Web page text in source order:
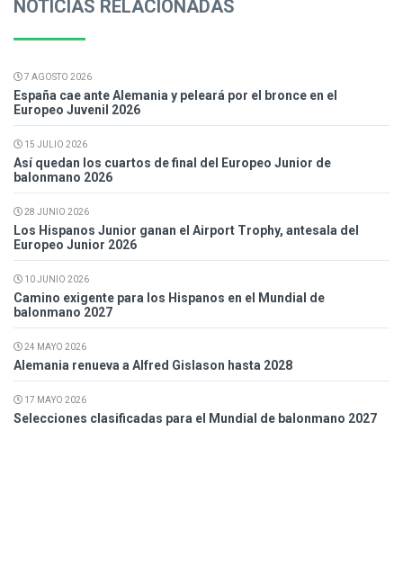
NOTICIAS RELACIONADAS
7 AGOSTO 2026
España cae ante Alemania y peleará por el bronce en el
Europeo Juvenil 2026
15 JULIO 2026
Así quedan los cuartos de final del Europeo Junior de
balonmano 2026
28 JUNIO 2026
Los Hispanos Junior ganan el Airport Trophy, antesala del
Europeo Junior 2026
10 JUNIO 2026
Camino exigente para los Hispanos en el Mundial de
balonmano 2027
24 MAYO 2026
Alemania renueva a Alfred Gislason hasta 2028
17 MAYO 2026
Selecciones clasificadas para el Mundial de balonmano 2027